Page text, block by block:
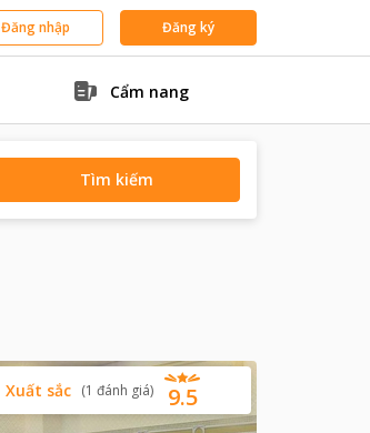
Đăng nhập Đăng ký
Cẩm nang
Tìm kiếm
9.5
Xuất sắc (1 đánh giá)